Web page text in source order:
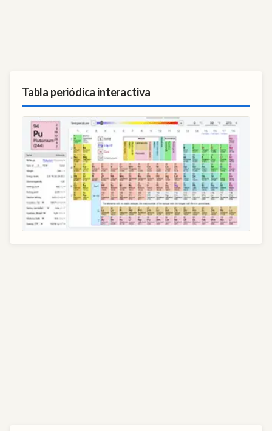
Tabla periódica interactiva